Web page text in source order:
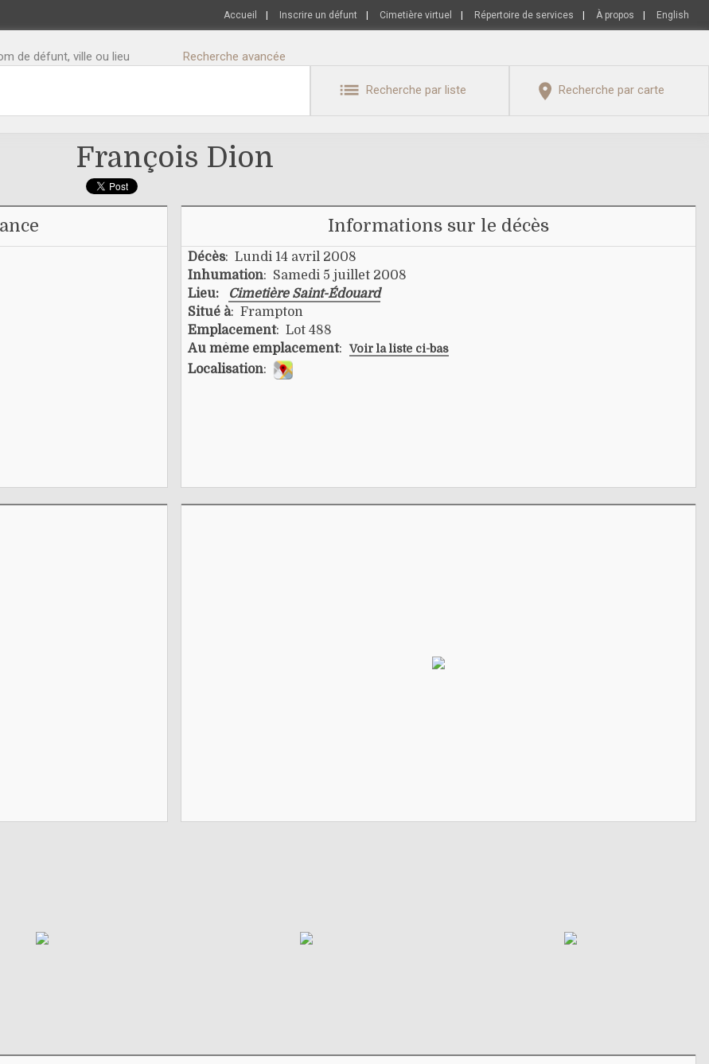
Accueil Inscrire un défunt Cimetière virtuel Répertoire de services À propos English
de défunt, ville ou lieu Recherche avancée
Recherche par liste Recherche par carte
François Dion
Informations sur le décès
Décès: Lundi 14 avril 2008
Inhumation: Samedi 5 juillet 2008
Lieu:
Cimetière Saint-Édouard
Situé à: Frampton
Emplacement: Lot 488
Au même emplacement: Voir la liste ci-bas
Localisation: